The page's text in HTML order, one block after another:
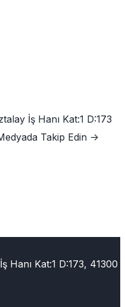
İş Hanı Kat:1 D:173
Takip Edin ->
Hanı Kat:1 D:173, 41300